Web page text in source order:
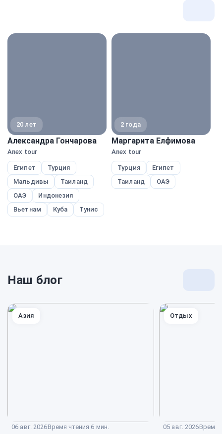
20 лет
Александра Гончарова
Anex tour
Египет
Турция
Мальдивы
Таиланд
ОАЭ
Индонезия
Вьетнам
Куба Тунис
2 года
Маргарита Елфимова
Anex tour
Турция
Египет
Таиланд
ОАЭ
Наш блог
06 авг. 2026Время чтения 6 мин.
Азия
05 авг. 2026Время
Отдых